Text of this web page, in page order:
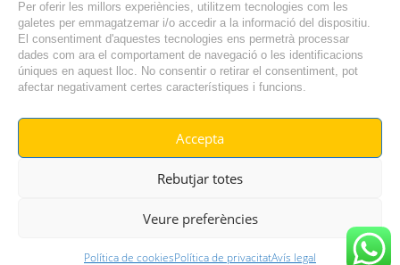
Per oferir les millors experiències, utilitzem tecnologies com les
galetes per emmagatzemar i/o accedir a la informació del dispositiu.
El consentiment d'aquestes tecnologies ens permetrà processar
dades com ara el comportament de navegació o les identificacions
úniques en aquest lloc. No consentir o retirar el consentiment, pot
afectar negativament certes característiques i funcions.
Accepta
Rebutjar totes
Veure preferències
Política de cookiesPolítica de privacitatAvís legal
1 2 3 … 6
© RADIO VILAFANT 2024
|AVÍS LEGAL|POLÍTICA DE PRIVACITAT